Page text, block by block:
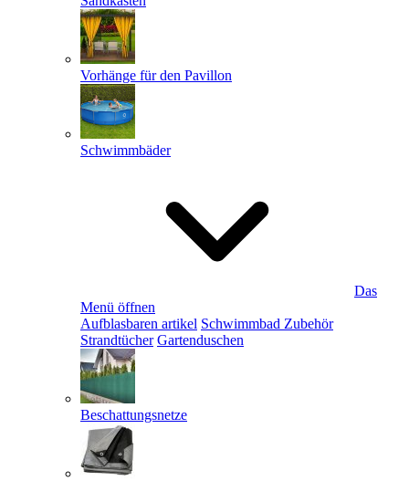
Vorhänge für den Pavillon
Schwimmbäder
Das
Menü öffnen
Aufblasbaren artikel Schwimmbad Zubehör
Strandtücher Gartenduschen
Beschattungsnetze